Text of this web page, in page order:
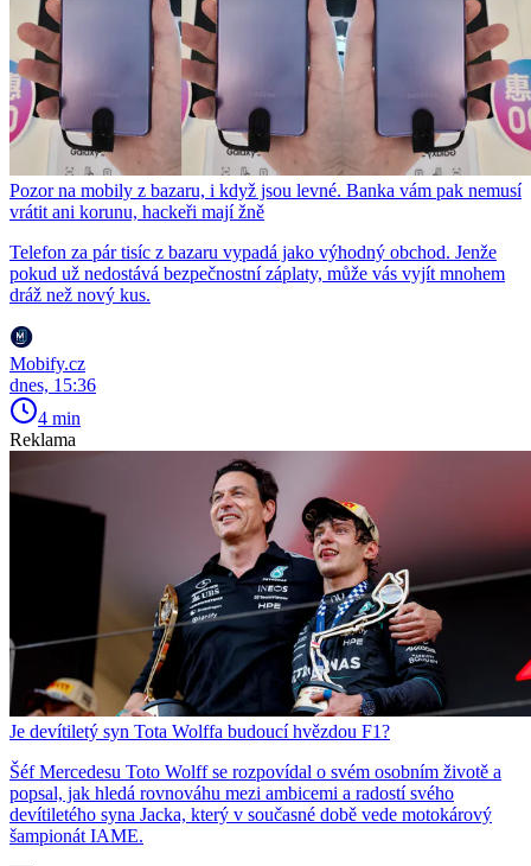
Pozor na mobily z bazaru, i když jsou levné. Banka vám pak nemusí
vrátit ani korunu, hackeři mají žně
Telefon za pár tisíc z bazaru vypadá jako výhodný obchod. Jenže
pokud už nedostává bezpečnostní záplaty, může vás vyjít mnohem
dráž než nový kus.
Mobify.cz
dnes, 15:36
4 min
Reklama
Je devítiletý syn Tota Wolffa budoucí hvězdou F1?
Šéf Mercedesu Toto Wolff se rozpovídal o svém osobním životě a
popsal, jak hledá rovnováhu mezi ambicemi a radostí svého
devítiletého syna Jacka, který v současné době vede motokárový
šampionát IAME.